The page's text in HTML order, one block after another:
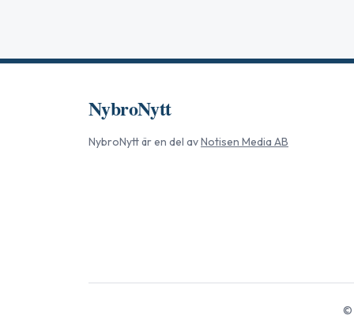
NybroNytt
NybroNyttär en del avNotisen Media AB
©